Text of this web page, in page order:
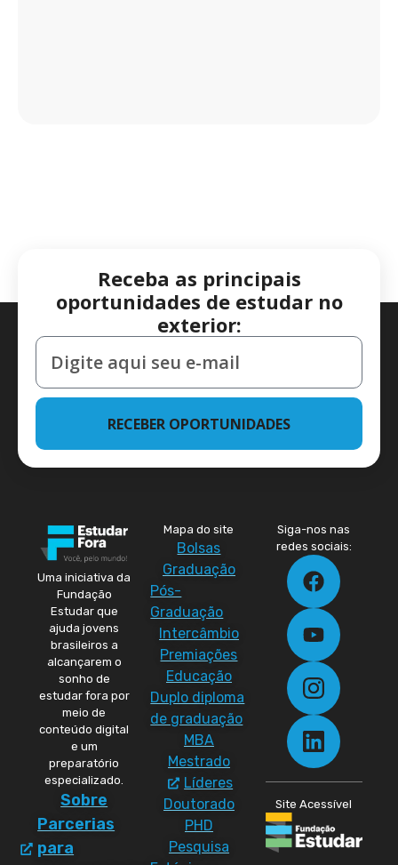
Receba as principais
oportunidades de estudar no
exterior:
RECEBER OPORTUNIDADES
Uma iniciativa da
Fundação
Estudar que
ajuda jovens
brasileiros a
alcançarem o
sonho de
estudar fora por
meio de
conteúdo digital
e um
preparatório
especializado.
Sobre
Parcerias
para
Mapa do site
Bolsas
Graduação
Pós-
Graduação
Intercâmbio
Premiações
Educação
Duplo diploma
de graduação
MBA
Mestrado
Líderes
Doutorado
PHD
Pesquisa
Siga-nos nas
redes sociais:
Site Acessível